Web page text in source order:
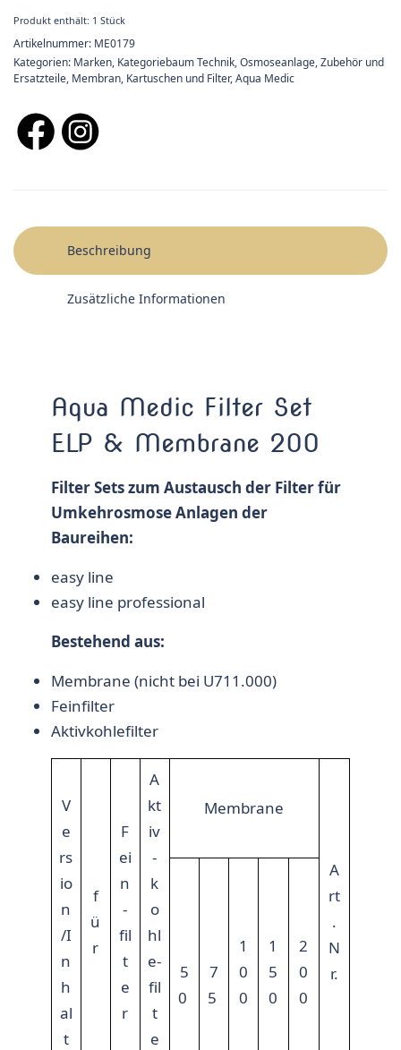
Produkt enthält: 1Stück
Artikelnummer: ME0179
Kategorien: Marken, Kategoriebaum Technik,Osmoseanlage, Zubehör und
Ersatzteile, Membran, Kartuschen und Filter,Aqua Medic
Beschreibung
Zusätzliche Informationen
Aqua Medic Filter Set
ELP & Membrane 200
Filter Sets zum Austausch der Filter für
Umkehrosmose Anlagen der
Baureihen:
easy line
easy line professional
Bestehend aus:
Membrane (nicht bei U711.000)
Feinfilter
Aktivkohlefilter
V
e
rs
io
n
/I
n
h
al
t
f
ü
r
F
ei
n
-
fil
t
e
r
A
kt
iv
-
k
o
hl
e-
fil
t
e
Membrane
A
rt
.
N
r.
5
0
7
5
1
0
0
1
5
0
2
0
0